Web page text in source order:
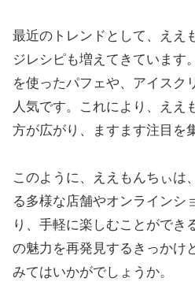
最近のトレンドとして、ええ
ジレシピも増えてきています
を使ったパフェや、アイスク
人気です。これにより、ええ
方が広がり、ますます注目を
このように、ええもんちぃは
る多様な店舗やオンラインシ
り、手軽に楽しむことができ
の魅力を再発見するきっかけ
みてはいかがでしょうか。